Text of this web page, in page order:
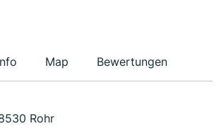
Map Bewertungen
Rohr